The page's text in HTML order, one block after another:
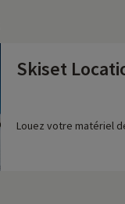
Skiset
Louez votre matériel